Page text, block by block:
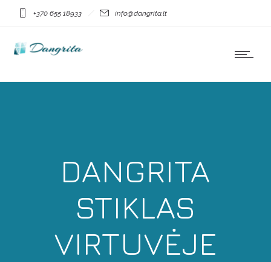
+370 655 18933 info@dangrita.lt
DANGRITA
STIKLAS
VIRTUVĖJE